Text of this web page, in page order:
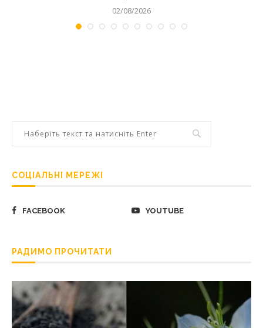
02/08/2026
СОЦІАЛЬНІ МЕРЕЖІ
FACEBOOK YOUTUBE
РАДИМО ПРОЧИТАТИ